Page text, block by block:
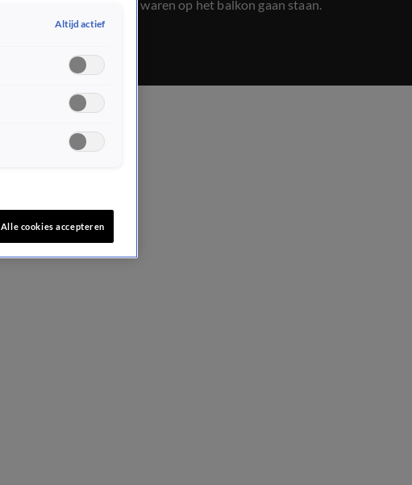
de bewoners waren op het balkon gaan staan.
Altijd actief
Alle cookies accepteren